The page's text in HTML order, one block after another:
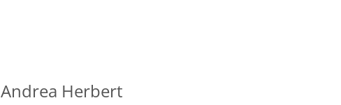
Andrea Herbert